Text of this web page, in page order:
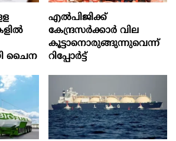
ചൈന
എല്‍പിജിക്ക്
കേന്ദ്രസർക്കാർ വില
കൂട്ടാനൊരുങ്ങുന്നുവെന്ന്
റിപ്പോർട്ട്